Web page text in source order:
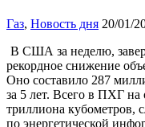
Газ, Новость дня 20/01/
В США за неделю,
рекордное снижение
Оно составило 287
за 5 лет. Всего в ПХГ на
триллиона кубометров,
по энергетической